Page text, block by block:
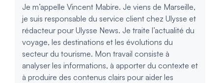
Je m’appelle Vincent Mabire. Je viens de Marseille,
je suis responsable du service client chez Ulysse et
rédacteur pour Ulysse News. Je traite l’actualité du
voyage, les destinations et les évolutions du
secteur du tourisme. Mon travail consiste à
analyser les informations, à apporter du contexte et
à produire des contenus clairs pour aider les